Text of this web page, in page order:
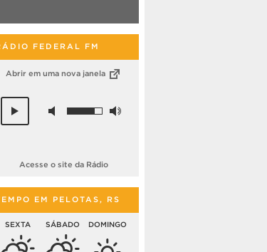
FEDERAL FM
Abrir em uma nova janela
Acesse o site da Rádio
EM PELOTAS, RS
SEXTA SÁBADO DOMINGO